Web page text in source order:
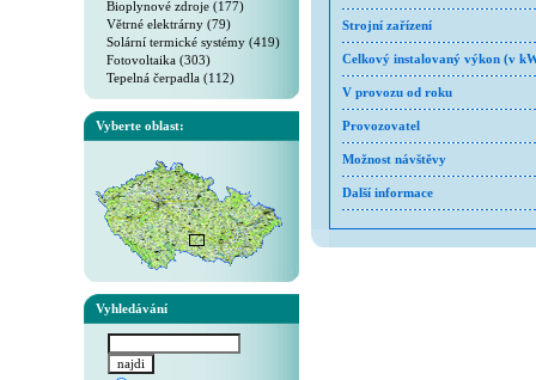
Bioplynové zdroje (177)
Větrné elektrárny (79)
Solární termické systémy (419)
Fotovoltaika (303)
Tepelná čerpadla (112)
Vyberte oblast:
Vyhledávání
Strojní zařízení
Celkový instalovaný výkon (v
V provozu od roku
Provozovatel
Možnost návštěvy
Další informace